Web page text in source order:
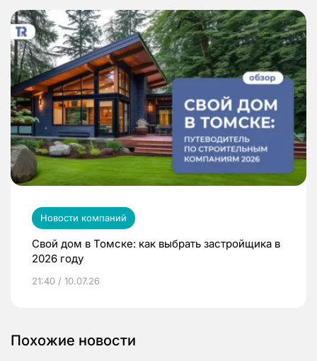
Новости компаний
Свой дом в Томске: как выбрать застройщика в
2026 году
21:40 / 10.07.26
Похожие новости